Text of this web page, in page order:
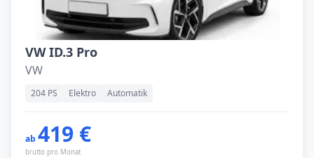
VW ID.3 Pro
VW
204 PS Elektro Automatik
ab 419 €
brutto pro Monat